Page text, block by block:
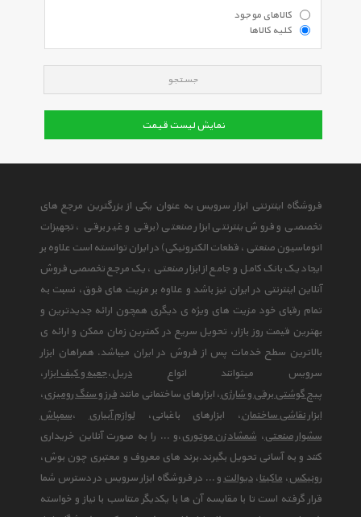
کالاهای موجود
کلیه کالاها
جستجو
نمایش لیست قیمت
فروشگاه اینترنتی ابزار سرویس به عنوان یکی از بزرگترین مرجع های
تخصصی و فروش ینترنتی ابزار صنعتی (برقی و غیر برقی ، تجهیزات
اتوماسیون صنعتی ، قطعات الکترونیکی) در ایران توانسته است علاوه بر
ایجاد یک بانک کامل و جامع از ابزار صنعتی ، یک مرجع تخصصی فروش
آنلاین اینترنتی در ایران نیز باشد و علاوه بر مزیت های فوق، نسبت به
تمام رقبای خود مزیت های ویژه ی دیگری همچون ارائه جدیدترین و
بهترین قیمت روز بازار، تحویل سریع در کمترین زمان ممکن و ارائه ی
بالاترین سطح خدمات پس از فروش در ایران میباشد. همراهان ابزار
سرویس میتوانند انواع دریل،جعبه و کیف ابزار،
پیچ گوشتی برقی و شارژی، ابزارهای ساختمانی مانند فرز و سنگ رومیزی،
ابزار نقاشی ساختمان، ابزارهای باغبانی،لوازم آبیاری ،سمپاش
سشوار صنعتی،شمشاد زن موتوری،و ... را به صورت آنلاین خریداری
کنند و به آسانی تحویل بگیرند.برند های معروف و معتبری چون بوش،
رونیکس،ماکیتا،دیوالتو ... در فروشگاه ابزار سرویس در دسترس شما
قرار گرفته است تا با مقایسه آن ها با یکدیگر متناسب با نیاز و خواسته